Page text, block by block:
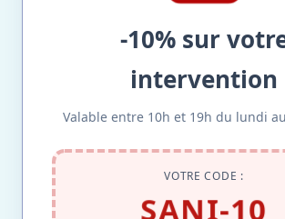
-10% sur
intervention
Valable entre 10h et 19h du lundi
VOTRE CODE :
SANI-10